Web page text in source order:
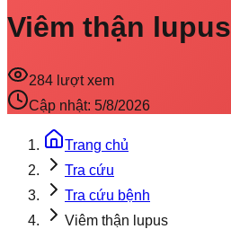
Viêm thận lupus
284 lượt xem
Cập nhật: 5/8/2026
Trang chủ
Tra cứu
Tra cứu bệnh
Viêm thận lupus